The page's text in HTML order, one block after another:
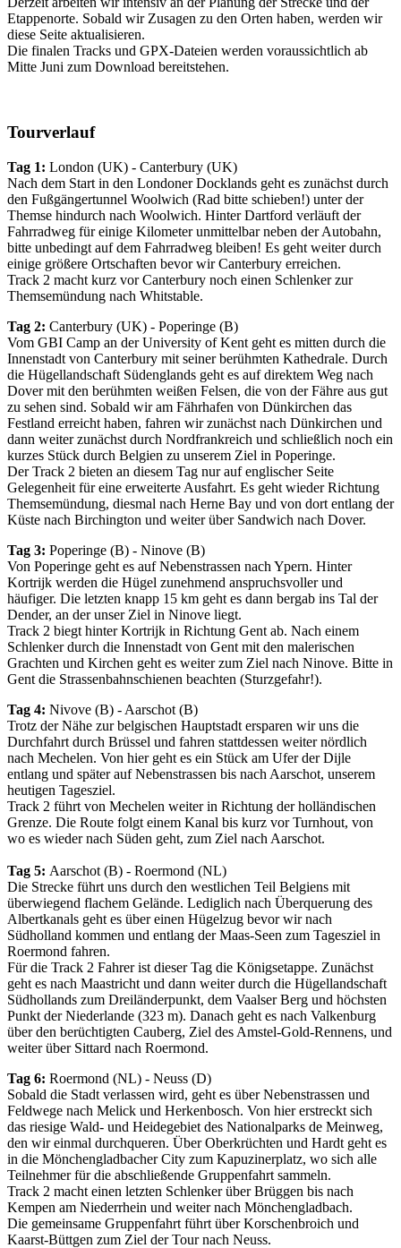
Etappenorte. Sobald wir Zusagen zu den Orten haben, werden wir
diese Seite aktualisieren.
Die finalen Tracks und GPX-Dateien werden voraussichtlich ab
Mitte Juni zum Download bereitstehen.
Tourverlauf
Tag 1: London (UK) - Canterbury (UK)
Nach dem Start in den Londoner Docklands geht es zunächst durch
den Fußgängertunnel Woolwich (Rad bitte schieben!) unter der
Themse hindurch nach Woolwich. Hinter Dartford verläuft der
Fahrradweg für einige Kilometer unmittelbar neben der Autobahn,
bitte unbedingt auf dem Fahrradweg bleiben! Es geht weiter durch
einige größere Ortschaften bevor wir Canterbury erreichen.
Track 2 macht kurz vor Canterbury noch einen Schlenker zur
Themsemündung nach Whitstable.
Tag 2: Canterbury (UK) - Poperinge (B)
Vom GBI Camp an der University of Kent geht es mitten durch die
Innenstadt von Canterbury mit seiner berühmten Kathedrale. Durch
die Hügellandschaft Südenglands geht es auf direktem Weg nach
Dover mit den berühmten weißen Felsen, die von der Fähre aus gut
zu sehen sind. Sobald wir am Fährhafen von Dünkirchen das
Festland erreicht haben, fahren wir zunächst nach Dünkirchen und
dann weiter zunächst durch Nordfrankreich und schließlich noch ein
kurzes Stück durch Belgien zu unserem Ziel in Poperinge.
Der Track 2 bieten an diesem Tag nur auf englischer Seite
Gelegenheit für eine erweiterte Ausfahrt. Es geht wieder Richtung
Themsemündung, diesmal nach Herne Bay und von dort entlang der
Küste nach Birchington und weiter über Sandwich nach Dover.
Tag 3: Poperinge (B) - Ninove (B)
Von Poperinge geht es auf Nebenstrassen nach Ypern. Hinter
Kortrijk werden die Hügel zunehmend anspruchsvoller und
häufiger. Die letzten knapp 15 km geht es dann bergab ins Tal der
Dender, an der unser Ziel in Ninove liegt.
Track 2 biegt hinter Kortrijk in Richtung Gent ab. Nach einem
Schlenker durch die Innenstadt von Gent mit den malerischen
Grachten und Kirchen geht es weiter zum Ziel nach Ninove. Bitte in
Gent die Strassenbahnschienen beachten (Sturzgefahr!).
Tag 4: Nivove (B) - Aarschot (B)
Trotz der Nähe zur belgischen Hauptstadt ersparen wir uns die
Durchfahrt durch Brüssel und fahren stattdessen weiter nördlich
nach Mechelen. Von hier geht es ein Stück am Ufer der Dijle
entlang und später auf Nebenstrassen bis nach Aarschot, unserem
heutigen Tagesziel.
Track 2 führt von Mechelen weiter in Richtung der holländischen
Grenze. Die Route folgt einem Kanal bis kurz vor Turnhout, von
wo es wieder nach Süden geht, zum Ziel nach Aarschot.
Tag 5: Aarschot (B) - Roermond (NL)
Die Strecke führt uns durch den westlichen Teil Belgiens mit
überwiegend flachem Gelände. Lediglich nach Überquerung des
Albertkanals geht es über einen Hügelzug bevor wir nach
Südholland kommen und entlang der Maas-Seen zum Tagesziel in
Roermond fahren.
Für die Track 2 Fahrer ist dieser Tag die Königsetappe. Zunächst
geht es nach Maastricht und dann weiter durch die Hügellandschaft
Südhollands zum Dreiländerpunkt, dem Vaalser Berg und höchsten
Punkt der Niederlande (323 m). Danach geht es nach Valkenburg
über den berüchtigten Cauberg, Ziel des Amstel-Gold-Rennens, und
weiter über Sittard nach Roermond.
Tag 6: Roermond (NL) - Neuss (D)
Sobald die Stadt verlassen wird, geht es über Nebenstrassen und
Feldwege nach Melick und Herkenbosch. Von hier erstreckt sich
das riesige Wald- und Heidegebiet des Nationalparks de Meinweg,
den wir einmal durchqueren. Über Oberkrüchten und Hardt geht es
in die Mönchengladbacher City zum Kapuzinerplatz, wo sich alle
Teilnehmer für die abschließende Gruppenfahrt sammeln.
Track 2 macht einen letzten Schlenker über Brüggen bis nach
Kempen am Niederrhein und weiter nach Mönchengladbach.
Die gemeinsame Gruppenfahrt führt über Korschenbroich und
Kaarst-Büttgen zum Ziel der Tour nach Neuss.